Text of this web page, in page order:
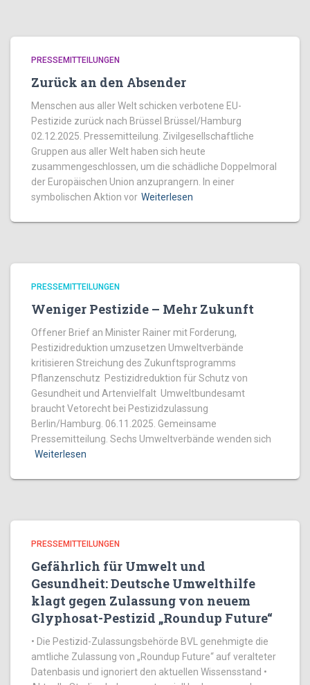
PRESSEMITTEILUNGEN
Zurück an den Absender
Menschen aus aller Welt schicken verbotene EU-
Pestizide zurück nach Brüssel Brüssel/Hamburg
02.12.2025. Pressemitteilung. Zivilgesellschaftliche
Gruppen aus aller Welt haben sich heute
zusammengeschlossen, um die schädliche Doppelmoral
der Europäischen Union anzuprangern. In einer
symbolischen Aktion vor Weiterlesen
PRESSEMITTEILUNGEN
Weniger Pestizide – Mehr Zukunft
Offener Brief an Minister Rainer mit Forderung,
Pestizidreduktion umzusetzen Umweltverbände
kritisieren Streichung des Zukunftsprogramms
Pflanzenschutz Pestizidreduktion für Schutz von
Gesundheit und Artenvielfalt Umweltbundesamt
braucht Vetorecht bei Pestizidzulassung
Berlin/Hamburg. 06.11.2025. Gemeinsame
Pressemitteilung. Sechs Umweltverbände wenden sich
Weiterlesen
PRESSEMITTEILUNGEN
Gefährlich für Umwelt und
Gesundheit: Deutsche Umwelthilfe
klagt gegen Zulassung von neuem
Glyphosat-Pestizid „Roundup Future“
• Die Pestizid-Zulassungsbehörde BVL genehmigte die
amtliche Zulassung von „Roundup Future“ auf veralteter
Datenbasis und ignoriert den aktuellen Wissensstand •